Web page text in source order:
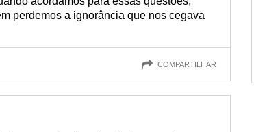
perdemos a ignorância que nos cegava
COMPARTILHAR